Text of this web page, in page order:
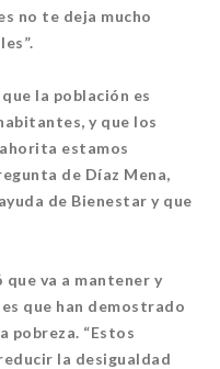
no te deja mucho
la población es
y que los
estamos
de Díaz Mena,
de Bienestar y que
va a mantener y
que han demostrado
pobreza. “Estos
la desigualdad